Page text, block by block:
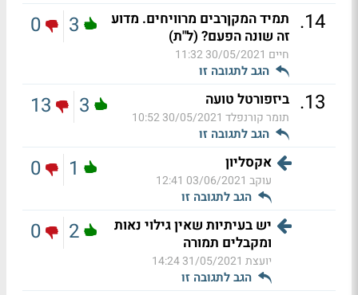
14
. תמיד המקןרבים מרוויחים. מדוע
זה שונה הפעם? (ל"ת)
חיים 30/05/2021 11:32
הגב לתגובה זו
3
0
13
. ביזפורטל טועה
תומר קורנפלד 30/05/2021 10:52
הגב לתגובה זו
3
13
אקסליון
עוקב 03/06/2021 12:41
הגב לתגובה זו
1
0
יש בעיתיות שאין גילוי נאות
ומקבלים תמורה
יועצת 31/05/2021 14:24
הגב לתגובה זו
2
0